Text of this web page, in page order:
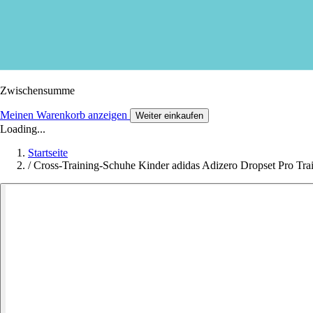
Zwischensumme
Meinen Warenkorb anzeigen Weiter einkaufen
Loading...
Startseite
/ Cross-Training-Schuhe Kinder adidas Adizero Dropset Pro